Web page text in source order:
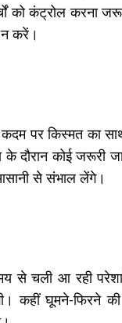
को कंट्रोल करना
न करें।
पर किस्मत का
के दौरान कोई जरूरी
से संभाल लेंगे।
चली आ रही
कहीं घूमने-फिरने